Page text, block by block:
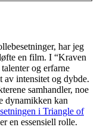
har jeg
en film. I “Kraven
og erfarne
av intensitet og dybde.
samhandler, noe
dynamikken kan
i Triangle of
en essensiell rolle.